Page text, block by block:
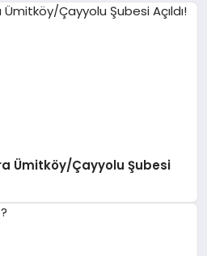
Ümitköy/Çayyolu Şubesi